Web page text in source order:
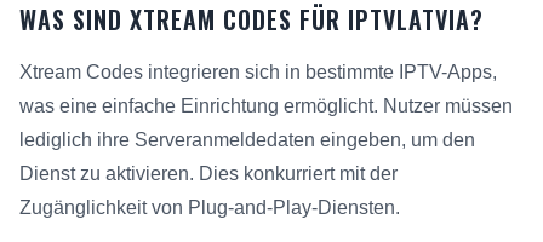
WAS SIND XTREAM CODES FÜR IPTVLATVIA?
Xtream Codes integrieren sich in bestimmte IPTV-Apps,
was eine einfache Einrichtung ermöglicht. Nutzer müssen
lediglich ihre Serveranmeldedaten eingeben, um den
Dienst zu aktivieren. Dies konkurriert mit der
Zugänglichkeit von Plug-and-Play-Diensten.